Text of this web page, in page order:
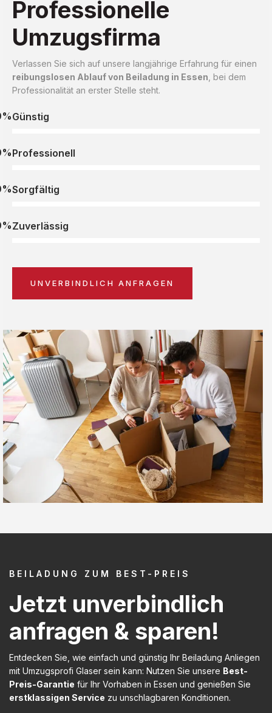
Professionelle
Umzugsfirma
Verlassen Sie sich auf unsere langjährige Erfahrung für einen
reibungslosen Ablauf von Beiladung in Essen , bei dem
Professionalität an erster Stelle steht.
Günstig
Professionell
Sorgfältig
Zuverlässig
UNVERBINDLICH ANFRAGEN
BEILADUNG ZUM BEST-PREIS
Jetzt unverbindlich
anfragen & sparen!
Entdecken Sie, wie einfach und günstig Ihr Beiladung Anliegen
mit Umzugsprofi Glaser sein kann: Nutzen Sie unsere Best-
Preis-Garantie für Ihr Vorhaben in Essen und genießen Sie
erstklassigen Service zu unschlagbaren Konditionen.